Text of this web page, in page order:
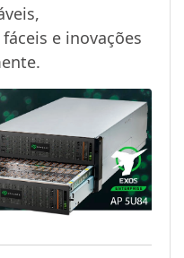
e inovações